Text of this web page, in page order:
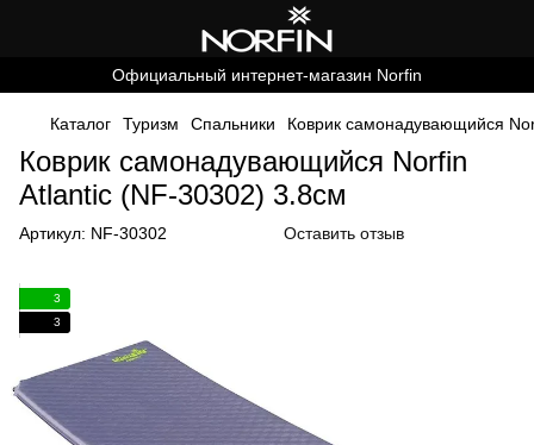
Официальный интернет-магазин Norfin
Каталог Туризм Спальники Коврик самонадувающийся
Коврик самонадувающийся Norfin
Atlantic (NF-30302) 3.8см
Артикул: NF-30302 Оставить отзыв
3
3